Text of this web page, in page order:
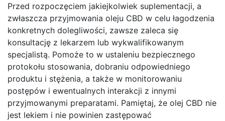
Przed rozpoczęciem jakiejkolwiek suplementacji, a
zwłaszcza przyjmowania oleju CBD w celu łagodzenia
konkretnych dolegliwości, zawsze zaleca się
konsultację z lekarzem lub wykwalifikowanym
specjalistą. Pomoże to w ustaleniu bezpiecznego
protokołu stosowania, dobraniu odpowiedniego
produktu i stężenia, a także w monitorowaniu
postępów i ewentualnych interakcji z innymi
przyjmowanymi preparatami. Pamiętaj, że olej CBD nie
jest lekiem i nie powinien zastępować